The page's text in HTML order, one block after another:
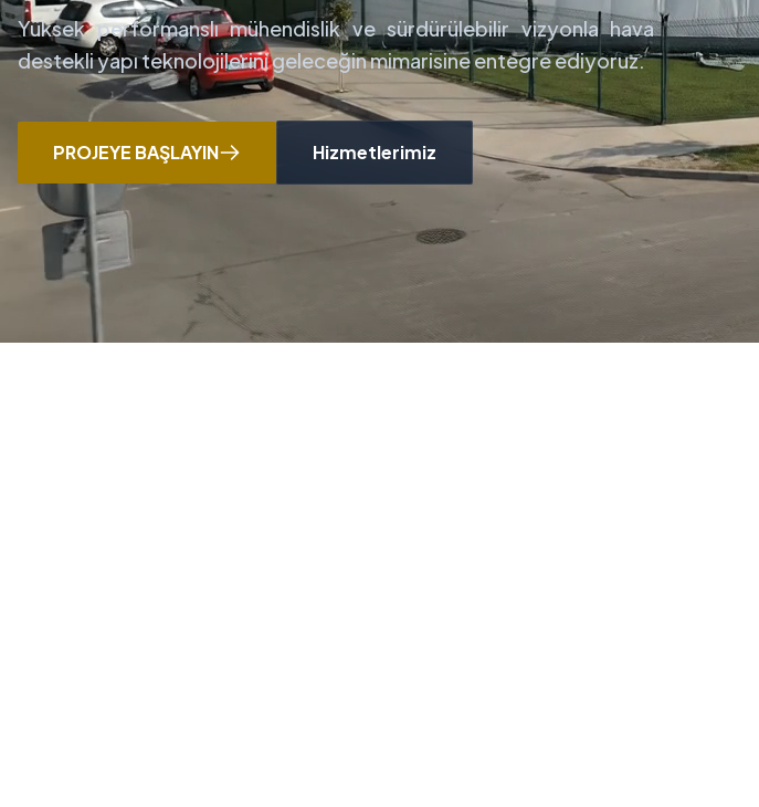
Yüksek performanslı mühendislik ve sürdürülebilir vizyonla hava
destekli yapı teknolojilerini geleceğin mimarisine entegre ediyoruz.
PROJEYE BAŞLAYIN Hizmetlerimiz